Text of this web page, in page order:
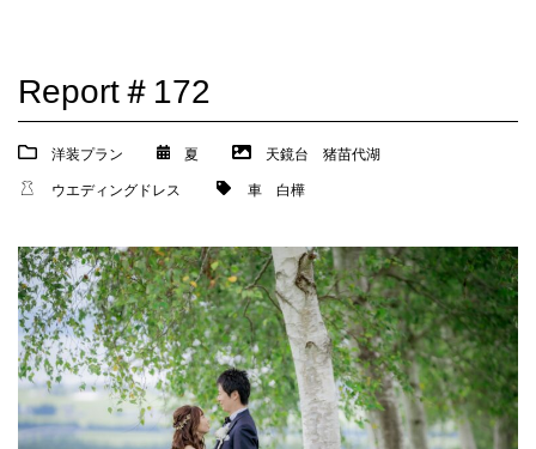
Report＃172
洋装プラン 夏 天鏡台 猪苗代湖
ウエディングドレス 車 白樺